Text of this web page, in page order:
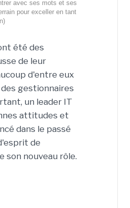
avec ses mots et ses
pour exceller en tant
été des
de leur
d'entre eux
gestionnaires
un leader IT
attitudes et
dans le passé
de
son nouveau rôle.